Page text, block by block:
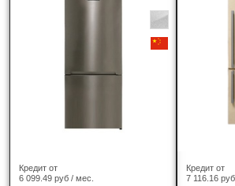
Gorenje(15)
HIBERG (40)
Кредит от
6 099.49 руб / мес.
Кредит от
7 116.16